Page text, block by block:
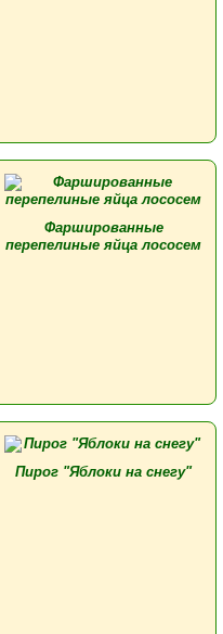
Фаршированные
перепелиные яйца лососем
Пирог "Яблоки на снегу"